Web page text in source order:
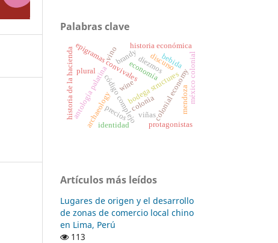
Palabras clave
epigramas convivales
antología palatina
vino
código complejo
plural
wine
brandy
bodega structures
colonial economy
archaeology colonia
precios
economía
historia económica
historia de la hacienda diezmos méxico colonial
mendoza
protagonistas
viñas
discurso
bebida
identidad
Artículos más leídos
Lugares de origen y el desarrollo
de zonas de comercio local chino
en Lima, Perú
113